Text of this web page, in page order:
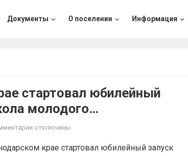
Документы О поселении Информация
стартовал юбилейный
молодого
молодых».
отключены
крае стартовал юбилейный запуск